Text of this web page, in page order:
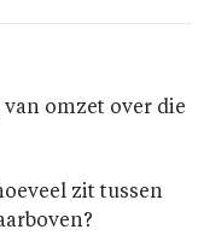
omzet over die
zit tussen